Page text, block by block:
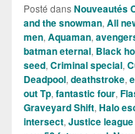
Posté dansNouveautés
and the snowman, All
men, Aquaman,
batman eternal, Black
seed, Criminal special,
Deadpool, deathstroke,
out Tp, fantastic four,
Graveyard Shift, Halo
intersect, Justice